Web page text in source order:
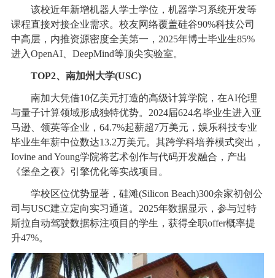
该校近年新增机器人学士学位，机器学习系统开发等
课程直接对接企业需求。校友网络覆盖硅谷90%科技公司
中高层，内推资源密度全美第一，2025年博士毕业生85%
进入OpenAI、DeepMind等顶尖实验室。
TOP2、南加州大学(USC)
南加大凭借10亿美元打造的高级计算学院，在AI伦理
与量子计算领域形成独特优势。2024届624名毕业生进入亚
马逊、领英等企业，64.7%起薪超7万美元，娱乐科技专业
毕业生年薪中位数达13.2万美元。其跨学科培养模式突出，
Iovine and Young学院将艺术创作与代码开发融合，产出
《堡垒之夜》引擎优化等实战项目。
学校区位优势显著，硅滩(Silicon Beach)300余家初创公
司与USC建立定向实习通道。2025年数据显示，参与过特
斯拉自动驾驶数据标注项目的学生，获得全职offer概率提
升47%。